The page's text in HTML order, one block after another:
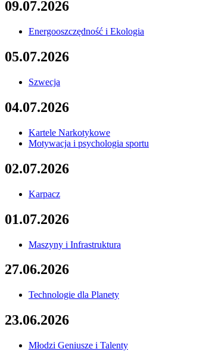
09.07.2026
Energooszczędność i Ekologia
05.07.2026
Szwecja
04.07.2026
Kartele Narkotykowe
Motywacja i psychologia sportu
02.07.2026
Karpacz
01.07.2026
Maszyny i Infrastruktura
27.06.2026
Technologie dla Planety
23.06.2026
Młodzi Geniusze i Talenty